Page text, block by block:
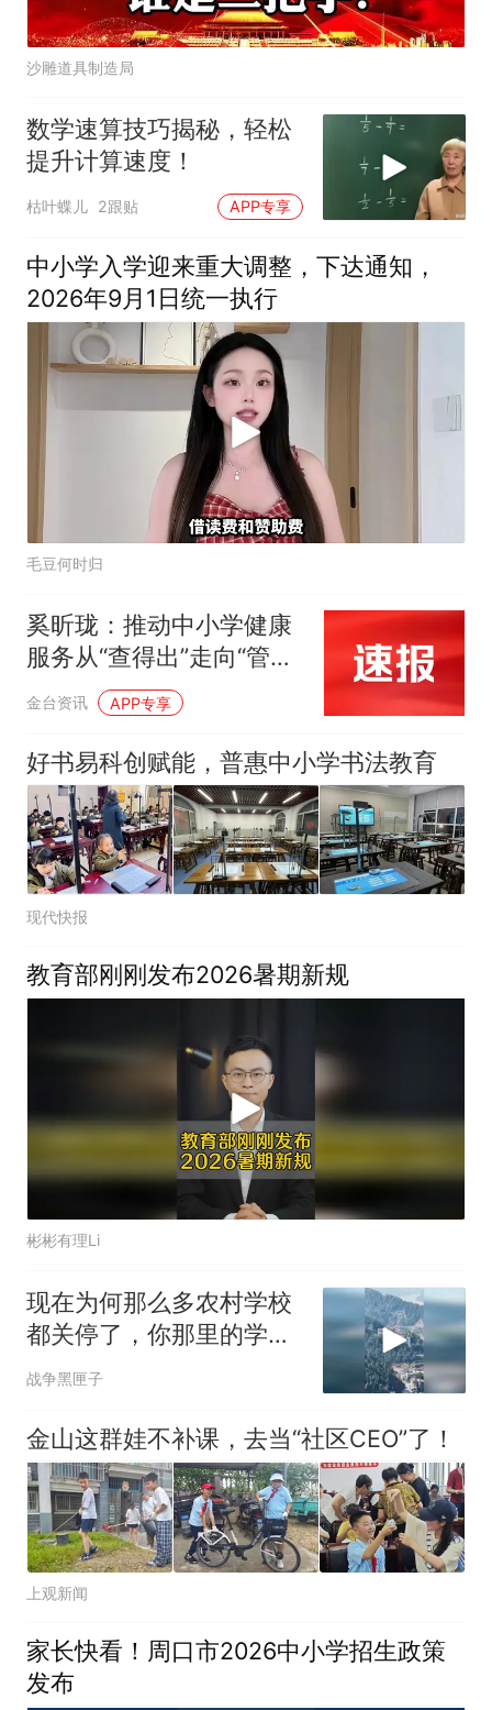
沙雕道具制造局
数学速算技巧揭秘，轻松
提升计算速度！
枯叶蝶儿 2跟贴 APP专享
中小学入学迎来重大调整，下达通知，
2026年9月1日统一执行
毛豆何时归
奚昕珑：推动中小学健康
服务从“查得出”走向“管得
好”
金台资讯 APP专享
好书易科创赋能，普惠中小学书法教育
现代快报
教育部刚刚发布2026暑期新规
彬彬有理Li
现在为何那么多农村学校
都关停了，你那里的学校
还好吗
战争黑匣子
金山这群娃不补课，去当“社区CEO”了！
上观新闻
家长快看！周口市2026中小学招生政策
发布